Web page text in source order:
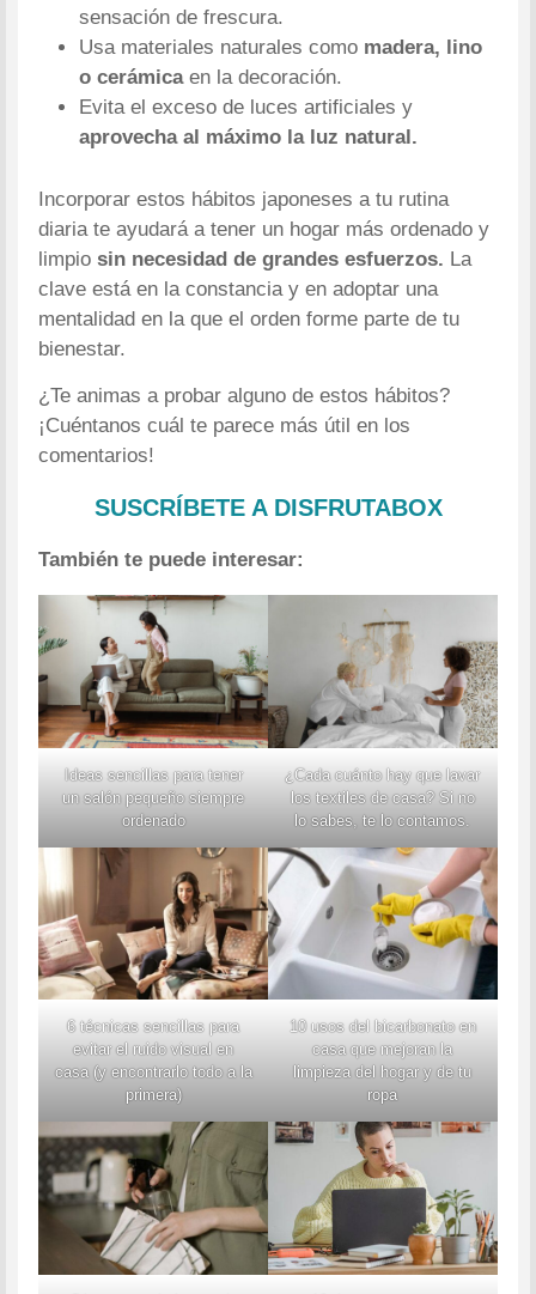
sensación de frescura.
Usa materiales naturales como madera, lino
o cerámicaen la decoración.
Evita el exceso de luces artificiales y
aprovecha al máximo la luz natural.
Incorporar estos hábitos japoneses a tu rutina
diaria te ayudará a tener un hogar más ordenado y
limpiosin necesidad de grandes esfuerzos. La
clave está en la constancia y en adoptar una
mentalidad en la que el orden forme parte de tu
bienestar.
¿Te animas a probar alguno de estos hábitos?
¡Cuéntanos cuál te parece más útil en los
comentarios!
SUSCRÍBETE A DISFRUTABOX
También te puede interesar:
Ideas sencillas para tener
un salón pequeño siempre
ordenado
¿Cada cuánto hay que lavar
los textiles de casa? Si no
lo sabes, te lo contamos.
6 técnicas sencillas para
evitar el ruido visual en
casa (y encontrarlo todo a la
primera)
10 usos del bicarbonato en
casa que mejoran la
limpieza del hogar y de tu
ropa